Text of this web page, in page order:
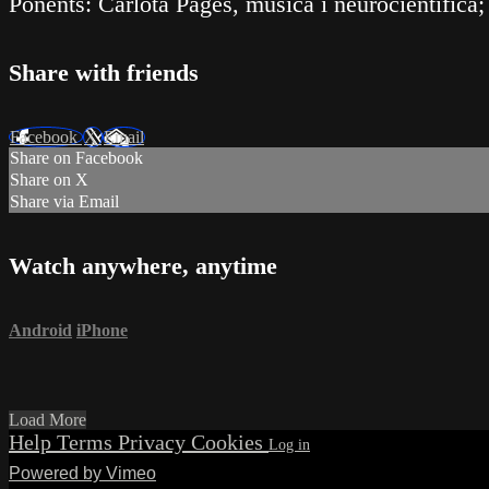
Share with friends
FacebookXEmail
Share on Facebook
Share on X
Share via Email
Watch anywhere, anytime
Android iPhone
Load More
Help Terms Privacy Cookies
Powered by Vimeo